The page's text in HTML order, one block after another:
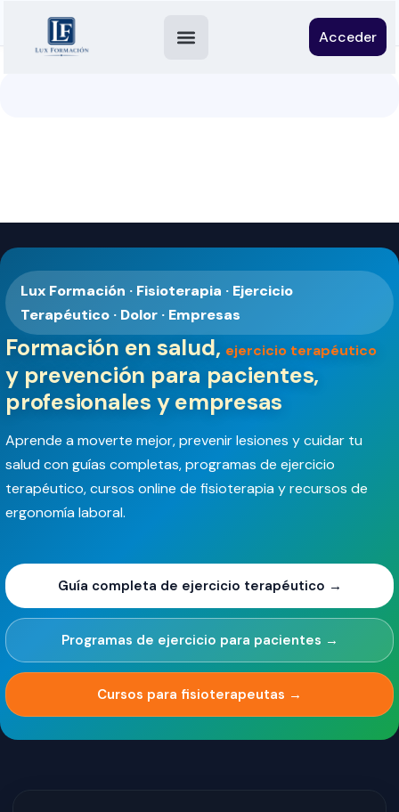
Acceder
Lux Formación · Fisioterapia · Ejercicio
Terapéutico · Dolor · Empresas
Formación en salud, ejercicio terapéutico
y prevención para pacientes,
profesionales y empresas
Aprende a moverte mejor, prevenir lesiones y cuidar tu
salud con guías completas, programas de ejercicio
terapéutico, cursos online de fisioterapia y recursos de
ergonomía laboral.
Guía completa de ejercicio terapéutico →
Programas de ejercicio para pacientes →
Cursos para fisioterapeutas →